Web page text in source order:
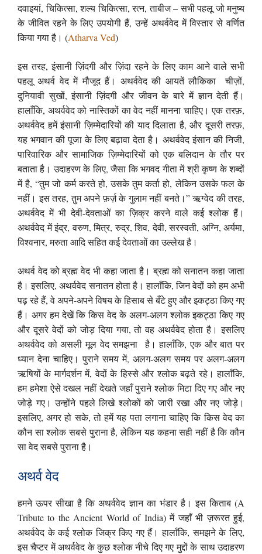
दवाइयां, चिकित्सा, शल्य चिकित्सा, रत्न, ताबीज – सभी पहलू जो मनुष्य
के जीवित रहने के लिए उपयोगी हैं, उन्हें अथर्ववेद में विस्तार से वर्णित
किया गया है। (Atharva Ved)
इस तरह, इंसानी ज़िंदगी और ज़िंदा रहने के लिए काम आने वाले सभी
पहलू अथर्व वेद में मौजूद हैं। अथर्ववेद की आयतें लौकिका चीज़ों,
दुनियावी सुखों, इंसानी ज़िंदगी और जीवन के बारे में ज्ञान देती हैं।
हालाँकि, अथर्ववेद को नास्तिकों का वेद नहीं मानना ​​चाहिए। एक तरफ़,
अथर्ववेद हमें इंसानी ज़िम्मेदारियों की याद दिलाता है, और दूसरी तरफ़,
यह भगवान की पूजा के लिए बढ़ावा देता है। अथर्ववेद इंसान की निजी,
पारिवारिक और सामाजिक ज़िम्मेदारियों को एक बलिदान के तौर पर
बताता है। उदाहरण के लिए, जैसा कि भगवद गीता में श्री कृष्ण के शब्दों
में है, “तुम जो कर्म करते हो, उसके तुम कर्ता हो, लेकिन उसके फल के
नहीं। इस तरह, तुम अपने फ़र्ज़ के गुलाम नहीं बनते।” ऋग्वेद की तरह,
अथर्ववेद में भी देवी-देवताओं का ज़िक्र करने वाले कई श्लोक हैं।
अथर्ववेद में इंद्र, वरुण, मित्र, रुद्र, शिव, देवी, सरस्वती, अग्नि, अर्यमा,
विश्वनार, मरुता आदि सहित कई देवताओं का उल्लेख है।
अथर्व वेद को ब्रह्म वेद भी कहा जाता है। ब्रह्म को सनातन कहा जाता
है। इसलिए, अथर्ववेद सनातन होता है। हालाँकि, जिन वेदों को हम अभी
पढ़ रहे हैं, वे अपने-अपने विषय के हिसाब से बँटे हुए और इकट्ठा किए गए
हैं। अगर हम देखें कि किस वेद के अलग-अलग श्लोक इकट्ठा किए गए
और दूसरे वेदों को जोड़ दिया गया, तो वह अथर्ववेद होता है। इसलिए
अथर्ववेद को असली मूल वेद समझना है। हालाँकि, एक और बात पर
ध्यान देना चाहिए। पुराने समय में, अलग-अलग समय पर अलग-अलग
ऋषियों के मार्गदर्शन में, वेदों के हिस्से और श्लोक बढ़ते रहे। हालाँकि,
हम हमेशा ऐसे दखल नहीं देखते जहाँ पुराने श्लोक मिटा दिए गए और नए
जोड़े गए। उन्होंने पहले लिखे श्लोकों को जारी रखा और नए जोड़े।
इसलिए, अगर हो सके, तो हमें यह पता लगाना चाहिए कि किस वेद का
कौन सा श्लोक सबसे पुराना है, लेकिन यह कहना सही नहीं है कि कौन
सा वेद सबसे पुराना है।
अथर्व वेद
हमने ऊपर सीखा है कि अथर्ववेद ज्ञान का भंडार है। इस किताब (A
Tribute to the Ancient World of India) में जहाँ भी ज़रूरत हुई,
अथर्ववेद के कई श्लोक जिक्र किए गए हैं। हालाँकि, समझने के लिए,
इस चैप्टर में अथर्ववेद के कुछ श्लोक नीचे दिए गए मुद्दों के साथ उदाहरण